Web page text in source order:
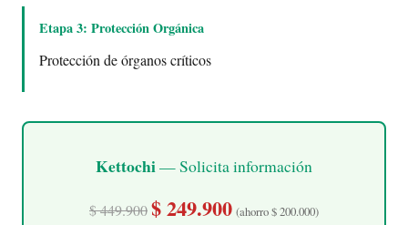
Etapa 3: Protección Orgánica
Protección de órganos críticos
Kettochi— Solicita información
$ 449.900$ 249.900 (ahorro $ 200.000)